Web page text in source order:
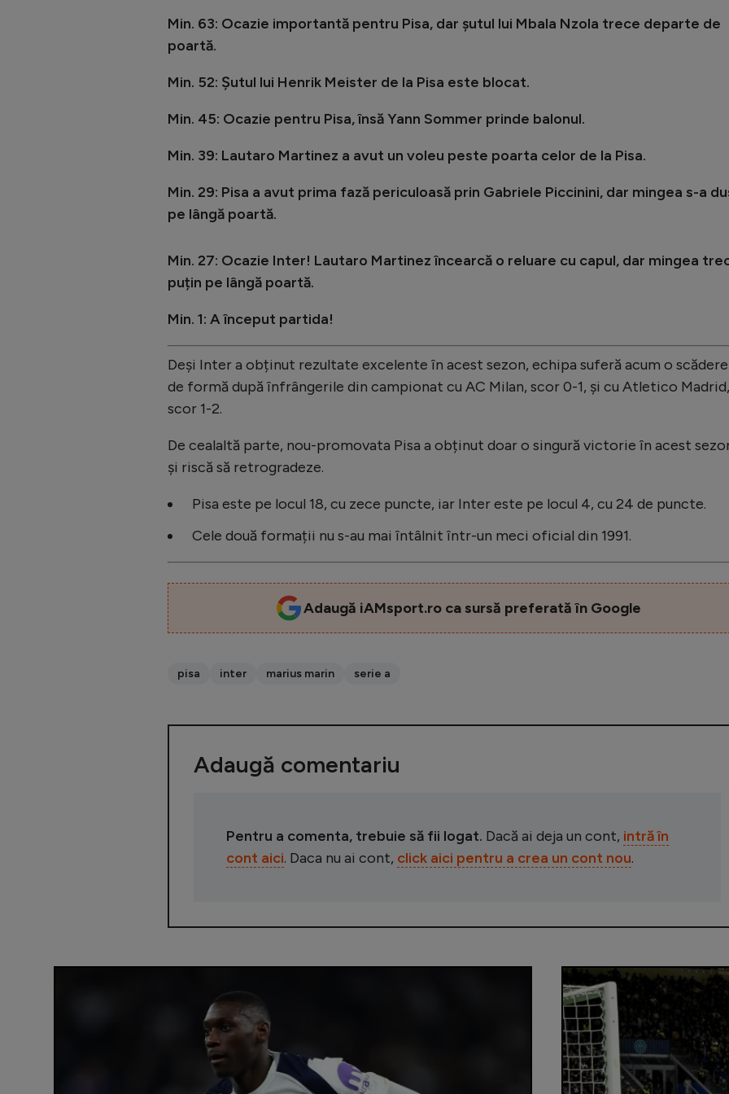
Min. 63: Ocazie importantă pentru Pisa, dar șutul lui Mbala Nzola trece departe de
poartă.
Min. 52: Şutul lui Henrik Meister de la Pisa este blocat.
Min. 45: Ocazie pentru Pisa, însă Yann Sommer prinde balonul.
Min. 39: Lautaro Martinez a avut un voleu peste poarta celor de la Pisa.
Min. 29: Pisa a avut prima fază periculoasă prin Gabriele Piccinini, dar mingea s-a
pe lângă poartă.
Min. 27: Ocazie Inter! Lautaro Martinez încearcă o reluare cu capul, dar mingea
puțin pe lângă poartă.
Min. 1: A început partida!
Deși Inter a obținut rezultate excelente în acest sezon, echipa suferă acum o scădere
de formă după înfrângerile din campionat cu AC Milan, scor 0-1, și cu Atletico Madrid,
scor 1-2.
De cealaltă parte, nou-promovata Pisa a obținut doar o singură victorie în acest
și riscă să retrogradeze.
Pisa este pe locul 18, cu zece puncte, iar Inter este pe locul 4, cu 24 de puncte.
Cele două formații nu s-au mai întâlnit într-un meci oficial din 1991.
Adaugă iAMsport.ro ca sursă preferată în Google
pisa inter marius marin serie a
Adaugă comentariu
Pentru a comenta, trebuie să fii logat. Dacă ai deja un cont, intră în
cont aici. Daca nu ai cont, click aici pentru a crea un cont nou.